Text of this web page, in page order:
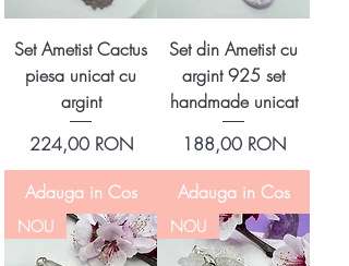
Set Ametist Cactus
piesa unicat cu
argint
Preț
224,00 RON
Adauga in Cos
Set din Ametist cu
argint 925 set
handmade unicat
Preț
188,00 RON
Adauga in Cos
NOU NOU